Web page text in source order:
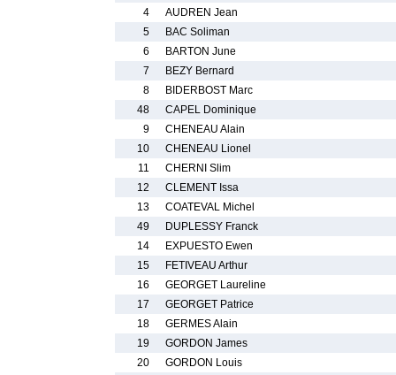
4
AUDREN Jean
5
BAC Soliman
6
BARTON June
7
BEZY Bernard
8
BIDERBOST Marc
48
CAPEL Dominique
9
CHENEAU Alain
10
CHENEAU Lionel
11
CHERNI Slim
12
CLEMENT Issa
13
COATEVAL Michel
49
DUPLESSY Franck
14
EXPUESTO Ewen
15
FETIVEAU Arthur
16
GEORGET Laureline
17
GEORGET Patrice
18
GERMES Alain
19
GORDON James
20
GORDON Louis